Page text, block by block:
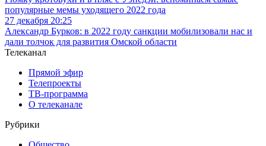
популярные мемы уходящего 2022 года
27 декабря 20:25
Александр Бурков: в 2022 году санкции мобилизовали нас и
дали толчок для развития Омской области
Телеканал
Прямой эфир
Телепроекты
ТВ-программа
О телеканале
Рубрики